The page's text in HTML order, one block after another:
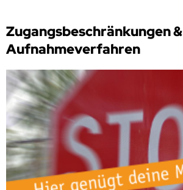
Zugangsbeschränkungen &
Aufnahmeverfahren